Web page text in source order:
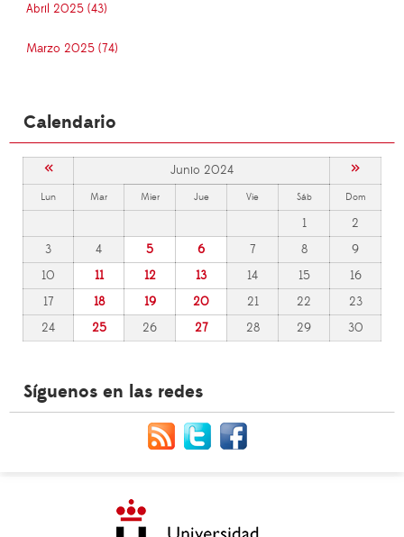
Abril 2025 (43)
Marzo 2025 (74)
Calendario
« Junio 2024 »
Lun Mar Mier Jue Vie Sáb Dom
1
2
3
4 5 6 7 8
9
10
11 12 13 14 15
16
17
18 19 20 21 22
23
24
25 26 27 28 29 30
Síguenos en las redes